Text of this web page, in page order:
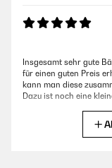
Insgesamt sehr gute
für einen guten Preis
kann man diese
Dazu ist noch eine